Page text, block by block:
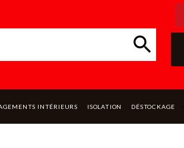
INTÉRIEURS ISOLATION DÉSTOCKAGE